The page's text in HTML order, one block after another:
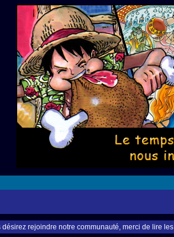
désirez rejoindre notre communauté, merci de lire les